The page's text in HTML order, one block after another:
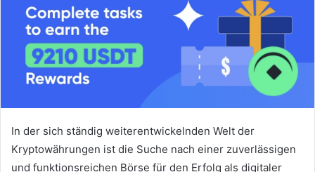
In der sich ständig weiterentwickelnden Welt der
Kryptowährungen ist die Suche nach einer zuverlässigen
und funktionsreichen Börse für den Erfolg als digitaler